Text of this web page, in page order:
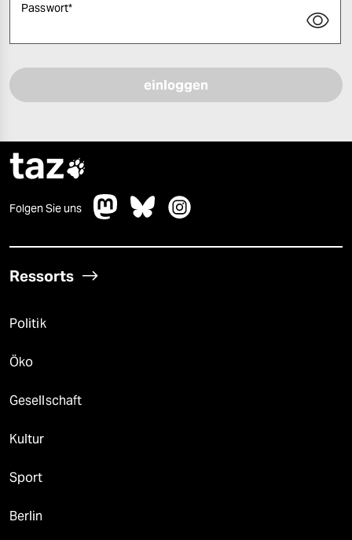
Passwort*
taz
Folgen Sie uns
Ressorts
Politik
Öko
Gesellschaft
Kultur
Sport
Berlin